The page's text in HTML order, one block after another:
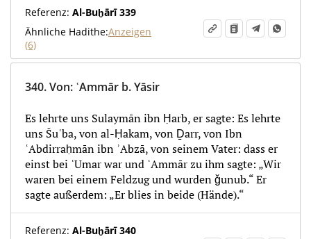
Referenz: Al-Buḫārī 339
Ähnliche Hadithe:Anzeigen
(6)
340.Von: ʿAmmār b. Yāsir
Es lehrte uns Sulaymān ibn Ḥarb, er sagte: Es lehrte
uns Šuʿba, von al-Ḥakam, von Ḏarr, von Ibn
ʿAbdirraḥmān ibn ʾAbzā, von seinem Vater: dass er
einst bei ʿUmar war und ʿAmmār zu ihm sagte: „Wir
waren bei einem Feldzug und wurden ǧunub.“ Er
sagte außerdem: „Er blies in beide (Hände).“
Referenz: Al-Buḫārī 340